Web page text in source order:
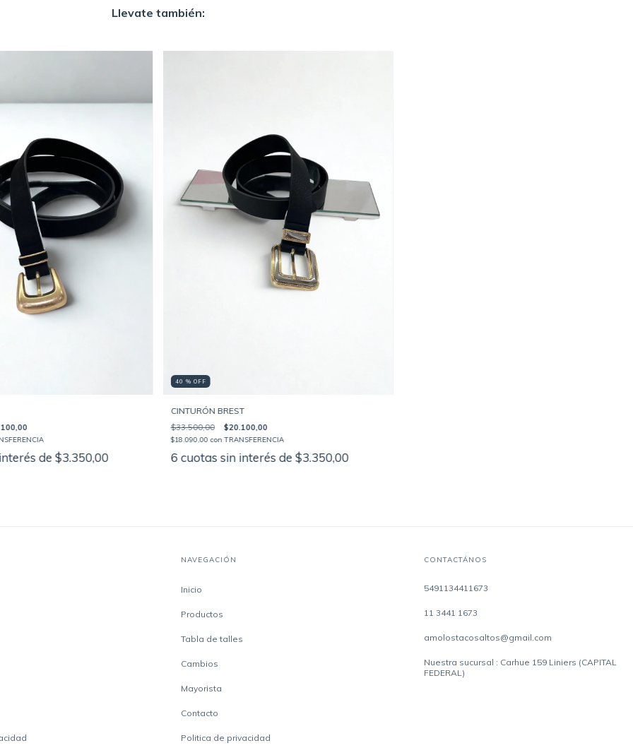
Llevate también:
de $3.350,00
40 % OFF
CINTURÓN BREST
$33.500,00 $20.100,00
$18.090,00con TRANSFERENCIA
6 cuotas sin interés de $3.350,00
NAVEGACIÓN
Inicio
Productos
Tabla de talles
Cambios
Mayorista
Contacto
Politica de privacidad
CONTACTÁNOS
5491134411673
11 3441 1673
amolostacosaltos@gmail.com
Nuestra sucursal : Carhue 159 Liniers (CAPITAL
FEDERAL)